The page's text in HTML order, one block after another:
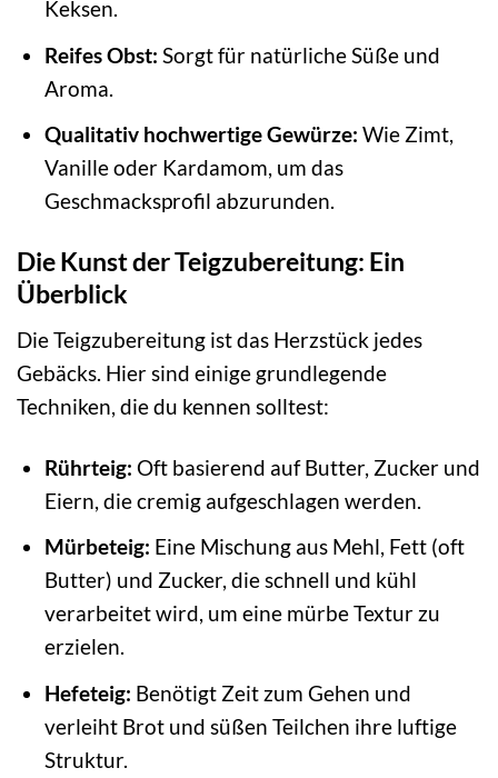
Keksen.
Reifes Obst: Sorgt für natürliche Süße und
Aroma.
Qualitativ hochwertige Gewürze: Wie Zimt,
Vanille oder Kardamom, um das
Geschmacksprofil abzurunden.
Die Kunst der Teigzubereitung: Ein
Überblick
Die Teigzubereitung ist das Herzstück jedes
Gebäcks. Hier sind einige grundlegende
Techniken, die du kennen solltest:
Rührteig: Oft basierend auf Butter, Zucker und
Eiern, die cremig aufgeschlagen werden.
Mürbeteig: Eine Mischung aus Mehl, Fett (oft
Butter) und Zucker, die schnell und kühl
verarbeitet wird, um eine mürbe Textur zu
erzielen.
Hefeteig: Benötigt Zeit zum Gehen und
verleiht Brot und süßen Teilchen ihre luftige
Struktur.